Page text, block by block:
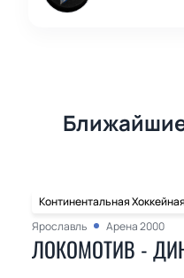
Континентальная
Ярославль
Арена 2000
ЛОКОМОТИВ -